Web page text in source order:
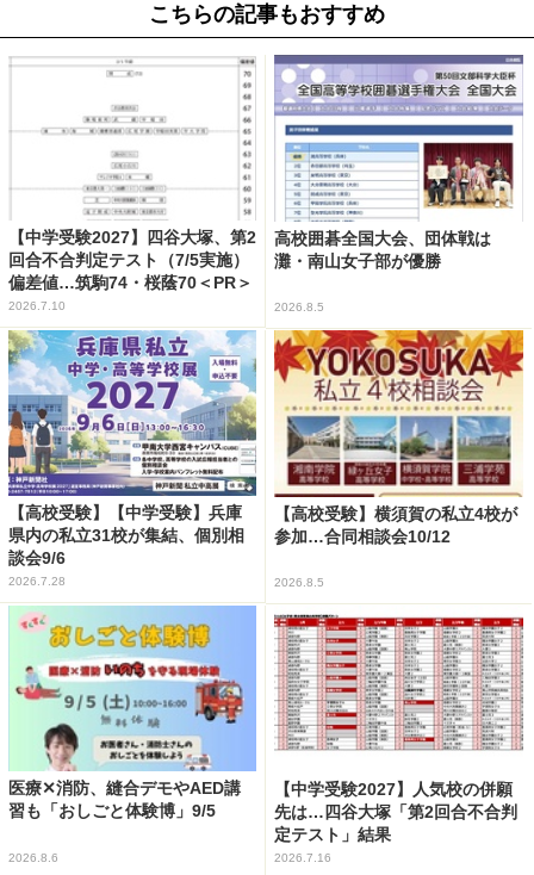
こちらの記事もおすすめ
【中学受験2027】四谷大塚、第2
回合不合判定テスト（7/5実施）
偏差値…筑駒74・桜蔭70＜PR＞
2026.7.10
高校囲碁全国大会、団体戦は
灘・南山女子部が優勝
2026.8.5
【高校受験】【中学受験】兵庫
県内の私立31校が集結、個別相
談会9/6
2026.7.28
【高校受験】横須賀の私立4校が
参加…合同相談会10/12
2026.8.5
医療✕消防、縫合デモやAED講
習も「おしごと体験博」9/5
2026.8.6
【中学受験2027】人気校の併願
先は…四谷大塚「第2回合不合判
定テスト」結果
2026.7.16